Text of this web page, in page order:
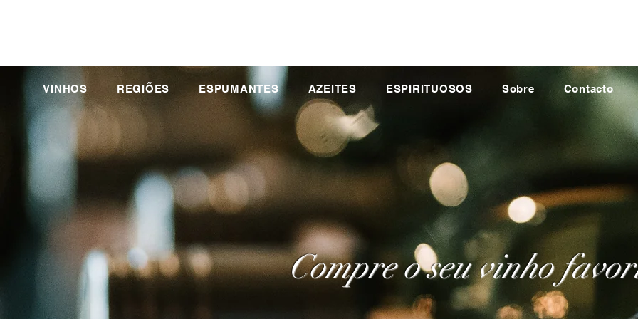
VINHOS REGIÕES ESPUMANTES AZEITES ESPIRITUOSOS Sobre Contacto
Compre o seu vinho